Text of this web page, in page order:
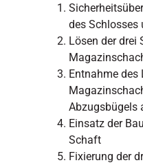
des Schlosses
Lösen der drei
Entnahme des
Abzugsbügels
Einsatz der
Schaft
Fixierung der